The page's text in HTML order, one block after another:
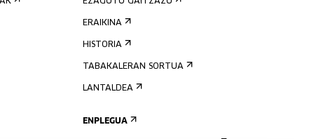
ERAIKINA
HISTORIA
TABAKALERAN SORTUA
LANTALDEA
ENPLEGUA